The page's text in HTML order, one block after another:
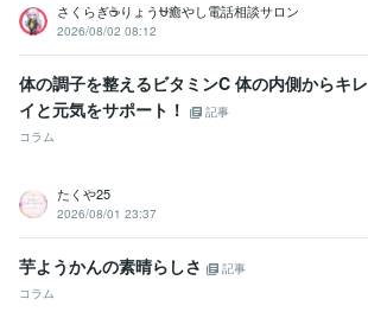
さくらぎ☕りょう⛎癒やし電話相談サロン
2026/08/02 08:12
体の調子を整えるビタミンC 体の内側からキレ
イと元気をサポート！
記事
コラム
たくや25
2026/08/01 23:37
芋ようかんの素晴らしさ
記事
コラム